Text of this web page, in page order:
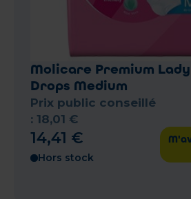
Molicare Premium
Drops Medium
Prix public conseillé
: 18,01 €
14,41 €
Hors stock